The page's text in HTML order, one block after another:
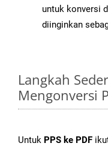
untuk konversi
diinginkan
Langkah
Mengonversi
Untuk PPS ke PDF